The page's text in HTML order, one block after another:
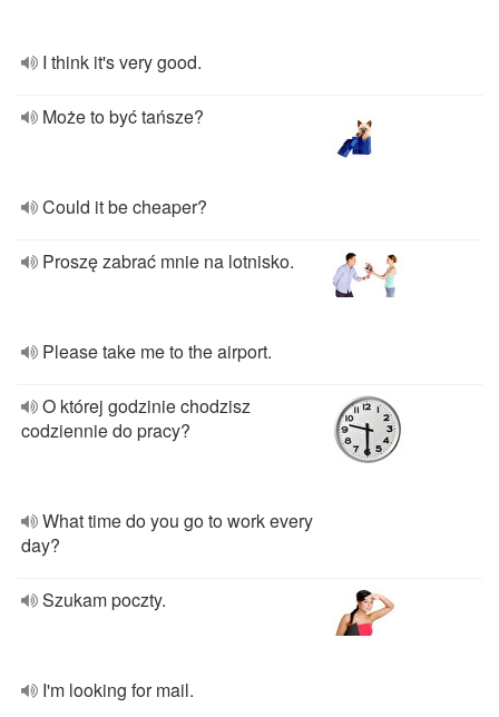
I think it's very good.
Może to być tańsze?
Could it be cheaper?
Proszę zabrać mnie na lotnisko.
Please take me to the airport.
O której godzinie chodzisz
codziennie do pracy?
What time do you go to work every
day?
Szukam poczty.
I'm looking for mail.